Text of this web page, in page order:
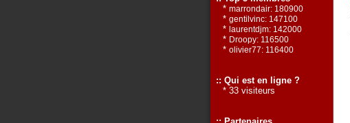
* marrondair: 180900
* gentilvinc: 147100
* laurentdjm: 142000
* Droopy: 116500
* olivier77: 116400
:: Qui est en ligne ?
* 33 visiteurs